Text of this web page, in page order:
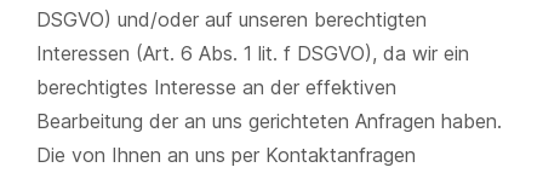
DSGVO) und/oder auf unseren berechtigten
Interessen (Art. 6 Abs. 1 lit. f DSGVO), da wir ein
berechtigtes Interesse an der effektiven
Bearbeitung der an uns gerichteten Anfragen haben.
Die von Ihnen an uns per Kontaktanfragen